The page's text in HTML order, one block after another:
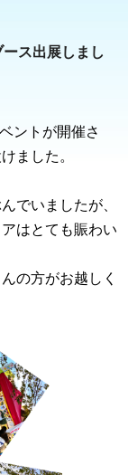
ス出展しまし
ントが開催さ
ました。
でいましたが、
はとても賑わい
の方がお越しく